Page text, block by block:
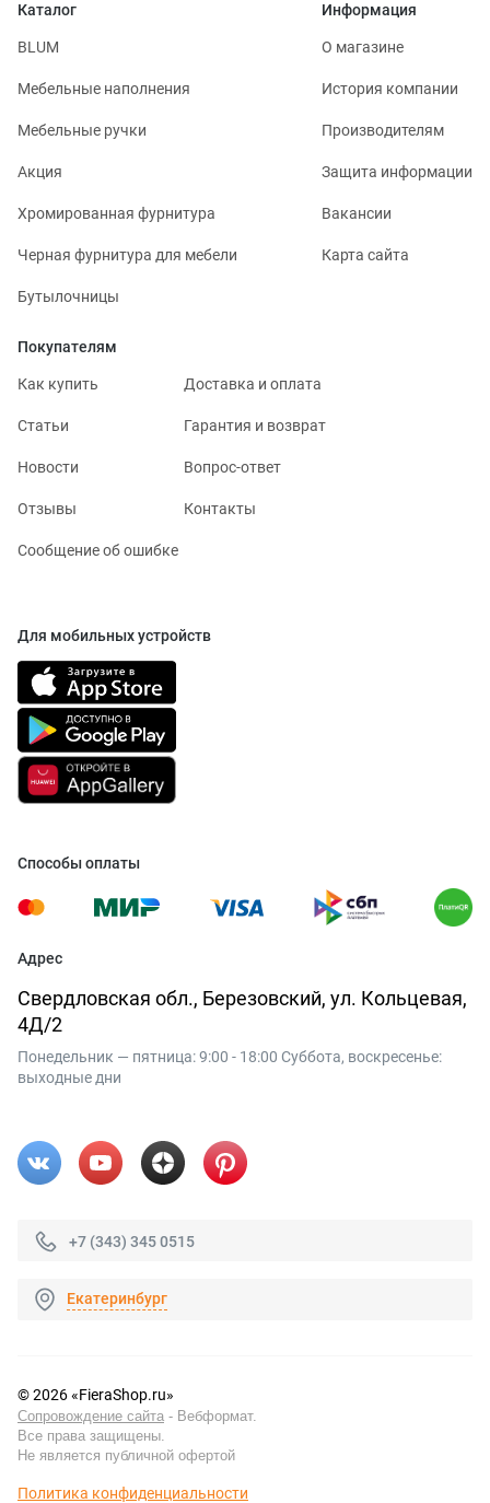
Каталог
BLUM
Мебельные наполнения
Мебельные ручки
Акция
Хромированная фурнитура
Черная фурнитура для мебели
Бутылочницы
Информация
О магазине
История компании
Производителям
Защита информации
Вакансии
Карта сайта
Покупателям
Как купить Доставка и оплата
Статьи Гарантия и возврат
Новости Вопрос-ответ
Отзывы Контакты
Сообщение об ошибке
Для мобильных устройств
Способы оплаты
Адрес
Свердловская обл., Березовский, ул. Кольцевая,
4Д/2
Понедельник — пятница: 9:00 - 18:00 Суббота, воскресенье:
выходные дни
+7 (343) 345 0515
Екатеринбург
© 2026 «FieraShop.ru»
Сопровождение сайта - Вебформат.
Все права защищены.
Не является публичной офертой
Политика конфиденциальности